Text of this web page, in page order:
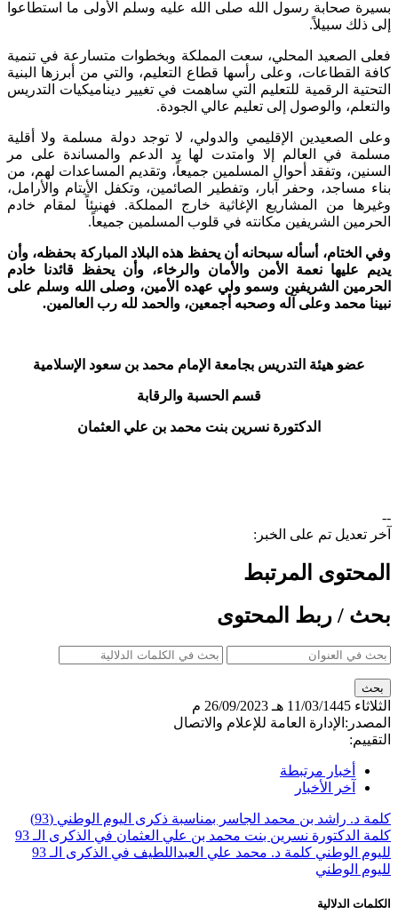
بسيرة صحابة رسول الله صلى الله عليه وسلم الأولى ما استطاعوا
إلى ذلك سبيلاً.
فعلى الصعيد المحلي، سعت المملكة وبخطوات متسارعة في تنمية
كافة القطاعات، وعلى رأسها قطاع التعليم، والتي من أبرزها البنية
التحتية الرقمية للتعليم التي ساهمت في تغيير ديناميكيات التدريس
والتعلم، والوصول إلى تعليم عالي الجودة.
وعلى الصعيدين الإقليمي والدولي، لا توجد دولة مسلمة ولا أقلية
مسلمة في العالم إلا وامتدت لها يد الدعم والمساندة على مر
السنين، وتفقد أحوال المسلمين جميعاً، وتقديم المساعدات لهم، من
بناء مساجد، وحفر آبار، وتفطير الصائمين، وتكفل الأيتام والأرامل،
وغيرها من المشاريع الإغاثية خارج المملكة. فهنيئاً لمقام خادم
الحرمين الشريفين مكانته في قلوب المسلمين جميعاً.
وفي الختام، أسأله سبحانه أن يحفظ هذه البلاد المباركة بحفظه، وأن
يديم عليها نعمة الأمن والأمان والرخاء، وأن يحفظ قائدنا خادم
الحرمين الشريفين وسمو ولي عهده الأمين، وصلى الله وسلم على
نبينا محمد وعلى آله وصحبه أجمعين، والحمد لله رب العالمين.
عضو هيئة التدريس بجامعة الإمام محمد بن سعود الإسلامية
قسم الحسبة والرقابة
الدكتورة نسرين بنت محمد بن علي العثمان
--
آخر تعديل تم على الخبر:
المحتوى المرتبط
بحث / ربط المحتوى
الثلاثاء 11/03/1445 هـ
26/09/2023 م
المصدر: الإدارة العامة للإعلام والاتصال
التقييم:
أخبار مرتبطة
آخر الأخبار
كلمة د. راشد بن محمد الجاسر بمناسبة ذكرى اليوم الوطني (93)
كلمة الدكتورة نسرين بنت محمد بن علي العثمان في الذكرى الـ 93
لليوم الوطني
كلمة د. محمد علي العبداللطيف في الذكرى الـ 93
لليوم الوطني
الكلمات الدلالية